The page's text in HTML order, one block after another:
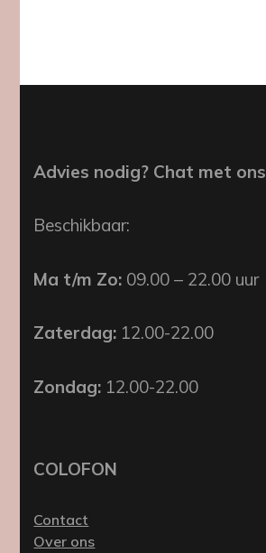
Advies nodig? Chat met ons
Beschikbaar:
Ma t/m Zo: 09.00 – 22.00 uur
Zaterdag: 12.00-22.00
Zondag: 12.00-22.00
COLOFON
Contact
Over ons